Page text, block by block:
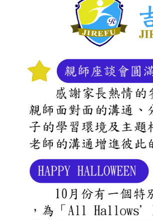
廁所設施設備
無障礙設施/定期環境消毒
防震防災宣導
交通安全教育
節慶文化活動
菁英課輔
菁英美語
數學領域
私中衝刺
寒夏令營
作息&餐點表
每月餐點表
每月行事曆
年度活動
班級相簿